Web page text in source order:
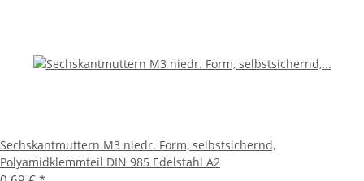
Sechskantmuttern M3 niedr. Form, selbstsichernd,
Polyamidklemmteil DIN 985 Edelstahl A2